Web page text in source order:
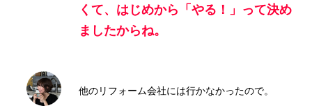
くて、はじめから「やる！」って決め
ましたからね。
他のリフォーム会社には行かなかったので。